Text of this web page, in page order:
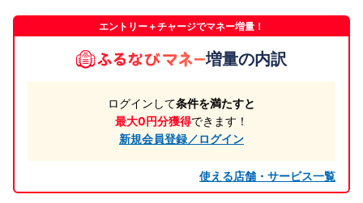
エントリー＋チャージでマネー増量！
増量の内訳
ログインして条件を満たすと
最大0円分獲得できます！
新規会員登録／ログイン
使える店舗・サービス一覧